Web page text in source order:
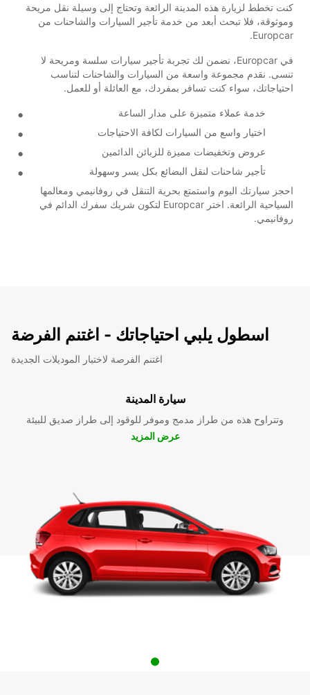
كنت تخطط لزيارة هذه المدينة الرائعة وتحتاج إلى وسيلة نقل مريحة
وموثوقة، فلا تبحث أبعد من خدمة تأجير السيارات والشاحنات من
Europcar.
في Europcar، نضمن لك تجربة تأجير سيارات سلسة ومريحة لا
تنسى. نقدم مجموعة واسعة من السيارات والشاحنات لتناسب
احتياجاتك، سواء كنت تسافر بمفردك، مع العائلة أو للعمل.
خدمة عملاء متميزة على مدار الساعة
اختيار واسع من السيارات لكافة الاحتياجات
عروض وتخفيضات مميزة للزبائن الدائمين
تأجير شاحنات لنقل البضائع بكل يسر وسهولة
احجز سيارتك اليوم واستمتع بحرية التنقل في روفانيمي ومعالمها
السياحية الرائعة. اختر Europcar لتكون شريك سفرك الدائم في
روفانيمي.
اسطول يلبي احتياجاتك - اغتنم الفرضة
اغتنم الفرصة لاختبار الموديلات الجديدة
سيارة المدينة
وتتراوح هذه من طراز مدمج وموفر للوقود إلى طراز صديق للبيئة
عرض المزيد